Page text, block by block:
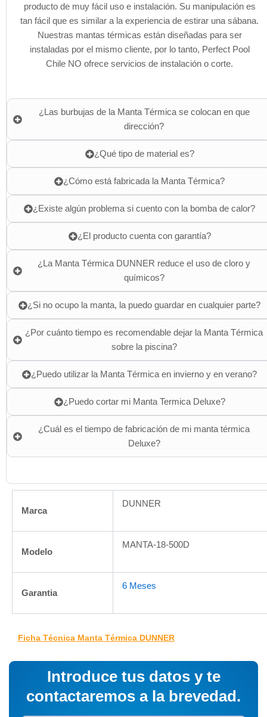
producto de muy fácil uso e instalación. Su manipulación es
tan fácil que es similar a la experiencia de estirar una sábana.
Nuestras mantas térmicas están diseñadas para ser
instaladas por el mismo cliente, por lo tanto, Perfect Pool
Chile NO ofrece servicios de instalación o corte.
¿Las burbujas de la Manta Térmica se colocan en que
dirección?
¿Qué tipo de material es?
¿Cómo está fabricada la Manta Térmica?
¿Existe algún problema si cuento con la bomba de calor?
¿El producto cuenta con garantía?
¿La Manta Térmica DUNNER reduce el uso de cloro y
químicos?
¿Si no ocupo la manta, la puedo guardar en cualquier parte?
¿Por cuánto tiempo es recomendable dejar la Manta Térmica
sobre la piscina?
¿Puedo utilizar la Manta Térmica en invierno y en verano?
¿Puedo cortar mi Manta Termica Deluxe?
¿Cuál es el tiempo de fabricación de mi manta térmica
Deluxe?
Marca
DUNNER
Modelo
MANTA-18-500D
Garantia
6 Meses
Ficha Técnica Manta Térmica DUNNER
Introduce tus datos y te
contactaremos a la brevedad.